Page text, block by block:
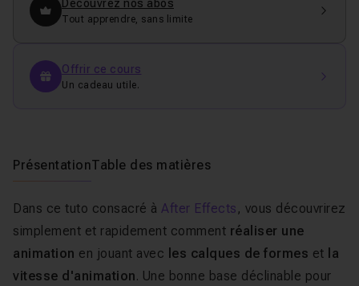
Découvrez nos abos
Tout apprendre, sans limite
Offrir ce cours
Un cadeau utile.
PrésentationTable des matières
Dans ce tuto consacré à After Effects , vous découvrirez
simplement et rapidement comment réaliser une
animation en jouant avec les calques de formes et la
vitesse d'animation. Une bonne base déclinable pour